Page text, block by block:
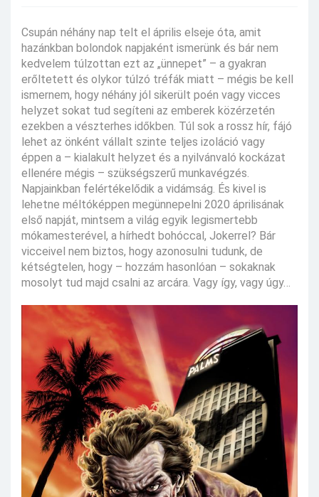
Csupán néhány nap telt el április elseje óta, amit
hazánkban bolondok napjaként ismerünk és bár nem
kedvelem túlzottan ezt az „ünnepet” – a gyakran
erőltetett és olykor túlzó tréfák miatt – mégis be kell
ismernem, hogy néhány jól sikerült poén vagy vicces
helyzet sokat tud segíteni az emberek közérzetén
ezekben a vészterhes időkben. Túl sok a rossz hír, fájó
lehet az önként vállalt szinte teljes izoláció vagy
éppen a – kialakult helyzet és a nyilvánvaló kockázat
ellenére mégis – szükségszerű munkavégzés.
Napjainkban felértékelődik a vidámság. És kivel is
lehetne méltóképpen megünnepelni 2020 áprilisának
első napját, mintsem a világ egyik legismertebb
mókamesterével, a hírhedt bohóccal, Jokerrel? Bár
vicceivel nem biztos, hogy azonosulni tudunk, de
kétségtelen, hogy – hozzám hasonlóan – sokaknak
mosolyt tud majd csalni az arcára. Vagy így, vagy úgy…